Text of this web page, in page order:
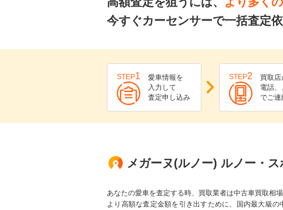
今すぐカーセンサーで一括査定
STEP1
愛車情報を
入力して
査定申し込み
STEP2
買取店
電話
でご連
メガーヌ(ルノー) ルノー・
あなたの愛車を査定する時、買取業者は中古車買取相場
より高額な査定金額を引き出すために、国内最大級